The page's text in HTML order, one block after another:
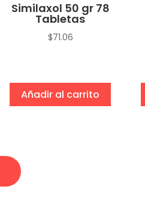
Similaxol 50 gr 78
Tabletas
$71.06
Añadir al carrito